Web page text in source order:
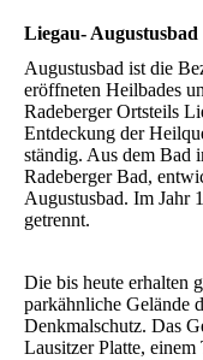
Liegau- Augustusbad
Augustusbad ist die
eröffneten Heilbades
Radeberger Ortsteils
Entdeckung der
ständig. Aus dem Bad
Radeberger Bad,
Augustusbad. Im Jahr
getrennt.
Die bis heute erhalten
parkähnliche Gelände
Denkmalschutz. Das
Lausitzer Platte, einem